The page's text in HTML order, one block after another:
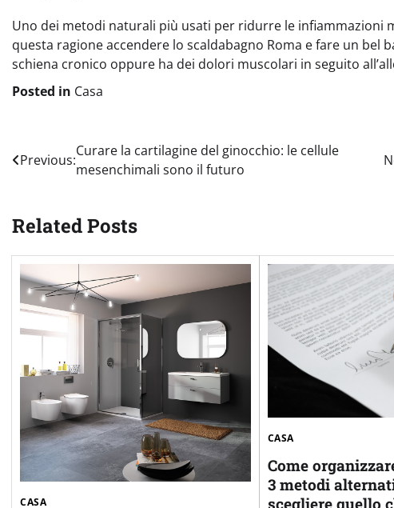
Uno dei metodi naturali più usati per ridurre le infiammazioni
questa ragione accendere lo scaldabagno Roma e fare un
schiena cronico oppure ha dei dolori muscolari in seguito
Posted in Casa
Navigazione
articoli
Previous:
Curare la cartilagine del ginocchio: le cellule
mesenchimali sono il futuro
Related Posts
CASA
CASA
Come
3 metodi
scegliere quello